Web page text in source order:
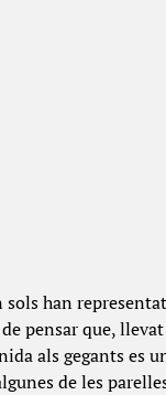
han
pensar que,
als gegants es
de les